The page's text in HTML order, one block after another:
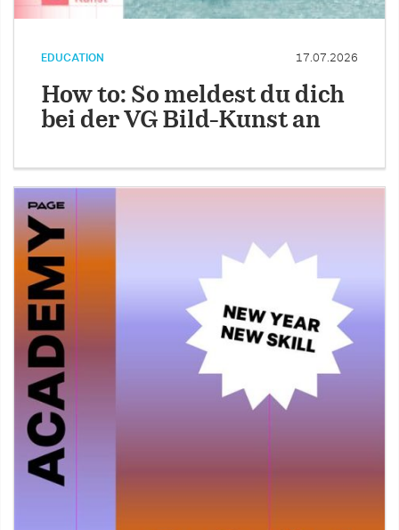
EDUCATION 17.07.2026
How to: So meldest du dich
bei der VG Bild-Kunst an